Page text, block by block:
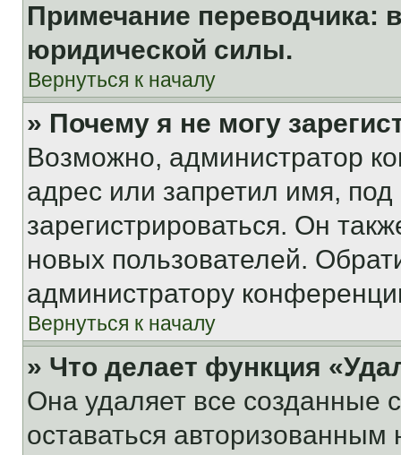
Примечание переводчика:
юридической силы.
Вернуться к началу
» Почему я не могу
Возможно, администратор
адрес или запретил имя,
зарегистрироваться. Он
новых пользователей.
администратору
Вернуться к началу
» Что делает функция
Она удаляет все созданные
оставаться